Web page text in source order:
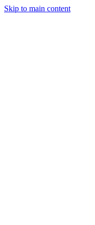
Skip to main content